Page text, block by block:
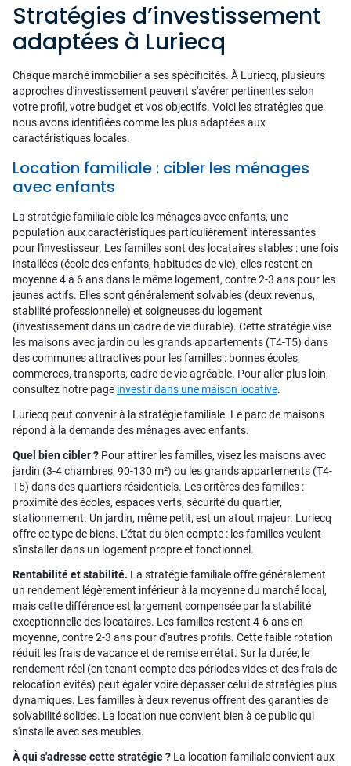
Stratégies d’investissement
adaptées à Luriecq
Chaque marché immobilier a ses spécificités. À Luriecq, plusieurs
approches d'investissement peuvent s'avérer pertinentes selon
votre profil, votre budget et vos objectifs. Voici les stratégies que
nous avons identifiées comme les plus adaptées aux
caractéristiques locales.
Location familiale : cibler les ménages
avec enfants
La stratégie familiale cible les ménages avec enfants, une
population aux caractéristiques particulièrement intéressantes
pour l'investisseur. Les familles sont des locataires stables : une fois
installées (école des enfants, habitudes de vie), elles restent en
moyenne 4 à 6 ans dans le même logement, contre 2-3 ans pour les
jeunes actifs. Elles sont généralement solvables (deux revenus,
stabilité professionnelle) et soigneuses du logement
(investissement dans un cadre de vie durable). Cette stratégie vise
les maisons avec jardin ou les grands appartements (T4-T5) dans
des communes attractives pour les familles : bonnes écoles,
commerces, transports, cadre de vie agréable. Pour aller plus loin,
consultez notre page investir dans une maison locative.
Luriecq peut convenir à la stratégie familiale. Le parc de maisons
répond à la demande des ménages avec enfants.
Quel bien cibler ? Pour attirer les familles, visez les maisons avec
jardin (3-4 chambres, 90-130 m²) ou les grands appartements (T4-
T5) dans des quartiers résidentiels. Les critères des familles :
proximité des écoles, espaces verts, sécurité du quartier,
stationnement. Un jardin, même petit, est un atout majeur. Luriecq
offre ce type de biens. L'état du bien compte : les familles veulent
s'installer dans un logement propre et fonctionnel.
Rentabilité et stabilité. La stratégie familiale offre généralement
un rendement légèrement inférieur à la moyenne du marché local,
mais cette différence est largement compensée par la stabilité
exceptionnelle des locataires. Les familles restent 4-6 ans en
moyenne, contre 2-3 ans pour d'autres profils. Cette faible rotation
réduit les frais de vacance et de remise en état. Sur la durée, le
rendement réel (en tenant compte des périodes vides et des frais de
relocation évités) peut égaler voire dépasser celui de stratégies plus
dynamiques. Les familles à deux revenus offrent des garanties de
solvabilité solides. La location nue convient bien à ce public qui
s'installe avec ses meubles.
À qui s'adresse cette stratégie ? La location familiale convient aux